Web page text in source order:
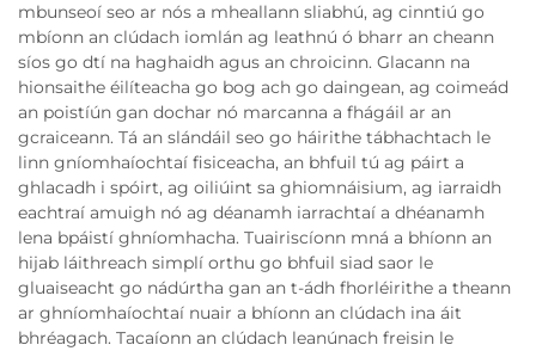
mbunseoí seo ar nós a mheallann sliabhú, ag cinntiú go
mbíonn an clúdach iomlán ag leathnú ó bharr an cheann
síos go dtí na haghaidh agus an chroicinn. Glacann na
hionsaithe éilíteacha go bog ach go daingean, ag coimeád
an poistíún gan dochar nó marcanna a fhágáil ar an
gcraiceann. Tá an slándáil seo go háirithe tábhachtach le
linn gníomhaíochtaí fisiceacha, an bhfuil tú ag páirt a
ghlacadh i spóirt, ag oiliúint sa ghiomnáisium, ag iarraidh
eachtraí amuigh nó ag déanamh iarrachtaí a dhéanamh
lena bpáistí ghníomhacha. Tuairiscíonn mná a bhíonn an
hijab láithreach simplí orthu go bhfuil siad saor le
gluaiseacht go nádúrtha gan an t-ádh fhorléirithe a theann
ar ghníomhaíochtaí nuair a bhíonn an clúdach ina áit
bhréagach. Tacaíonn an clúdach leanúnach freisin le